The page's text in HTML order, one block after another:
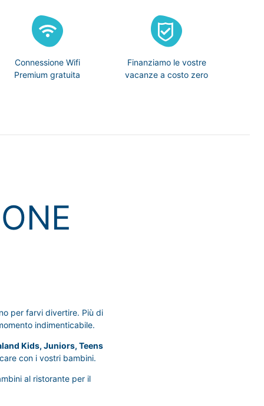
Connessione Wifi
Premium gratuita
Finanziamo le vostre
vacanze a costo zero
per farvi divertire. Più di
indimenticabile.
Kids, Juniors, Teens
con i vostri bambini.
al ristorante per il